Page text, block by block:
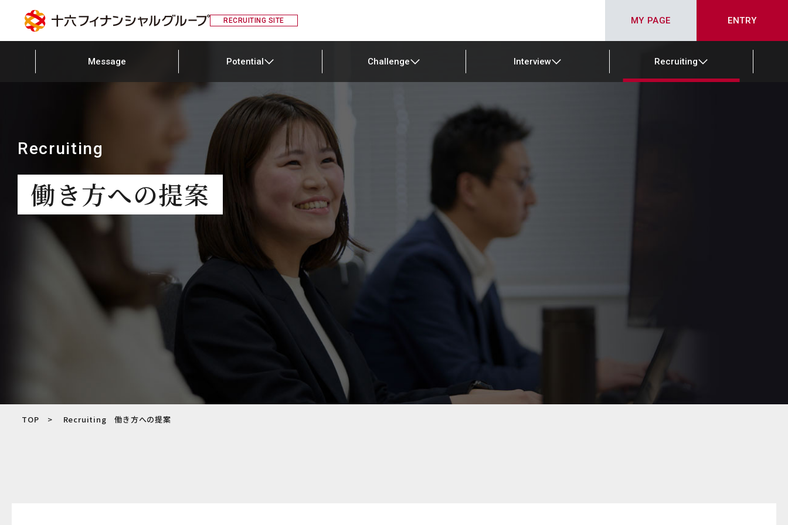
RECRUITING SITE MY PAGE ENTRY
Message Potential Challenge Interview Recruiting
東海のポテンシャル
十六フィナンシャルグループの
01 マーケットインアプローチ戦略 02 地域プロデュース戦略
十六銀行 支店業務 十六銀行 本部業務
働き方への提案
Recruiting
働き方への提案
TOP Recruiting 働き方への提案